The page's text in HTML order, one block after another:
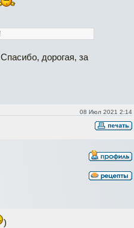
Спасибо, дорогая, за
08 Июл 2021 2:14
)